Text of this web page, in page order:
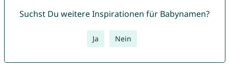
Suchst Du weitere Inspirationen für Babynamen?
Ja Nein